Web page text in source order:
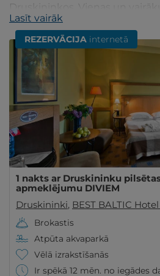
Druskininkos. Vienas un
un džakuzi, SPA. Iegādājieties
Lasīt vairāk
REZERVĀCIJA internetā
1 nakts ar Druskininku pilsētas
apmeklējumu DIVIEM
Druskininki, BEST BALTIC
Brokastis
Atpūta akvaparkā
Vēlā izrakstīšanās
Ir spēkā 12 mēn. no iegādes